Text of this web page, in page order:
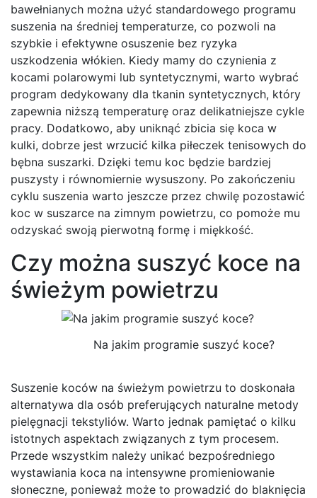
bawełnianych można użyć standardowego programu
suszenia na średniej temperaturze, co pozwoli na
szybkie i efektywne osuszenie bez ryzyka
uszkodzenia włókien. Kiedy mamy do czynienia z
kocami polarowymi lub syntetycznymi, warto wybrać
program dedykowany dla tkanin syntetycznych, który
zapewnia niższą temperaturę oraz delikatniejsze cykle
pracy. Dodatkowo, aby uniknąć zbicia się koca w
kulki, dobrze jest wrzucić kilka piłeczek tenisowych do
bębna suszarki. Dzięki temu koc będzie bardziej
puszysty i równomiernie wysuszony. Po zakończeniu
cyklu suszenia warto jeszcze przez chwilę pozostawić
koc w suszarce na zimnym powietrzu, co pomoże mu
odzyskać swoją pierwotną formę i miękkość.
Czy można suszyć koce na
świeżym powietrzu
Na jakim programie suszyć koce?
Suszenie koców na świeżym powietrzu to doskonała
alternatywa dla osób preferujących naturalne metody
pielęgnacji tekstyliów. Warto jednak pamiętać o kilku
istotnych aspektach związanych z tym procesem.
Przede wszystkim należy unikać bezpośredniego
wystawiania koca na intensywne promieniowanie
słoneczne, ponieważ może to prowadzić do blaknięcia